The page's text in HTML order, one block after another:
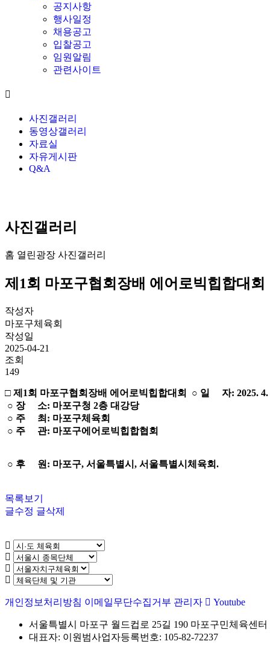
공지사항
행사일정
채용공고
입찰공고
임원알림
관련사이트
사진갤러리
동영상갤러리
자료실
자유게시판
Q&A
사진갤러리
홈 열린광장 사진갤러리
제1회 마포구협회장배 에어로빅힙합대회
작성자
마포구체육회
작성일
2025-04-21
조회
149
□ 제1회 마포구협회장배 에어로빅힙합대회
○ 일 자: 2025. 4.
○ 장 소: 마포구청 2층 대강당
○ 주 최: 마포구체육회
○ 주 관: 마포구에어로빅힙합협회
○ 후 원: 마포구, 서울특별시, 서울특별시체육회.
목록보기
글수정 글삭제
개인정보처리방침 이메일무단수집거부 관리자 Youtube
서울특별시 마포구 월드컵로 25길 190 마포구민체육센
대표자: 이원범사업자등록번호: 105-82-72237